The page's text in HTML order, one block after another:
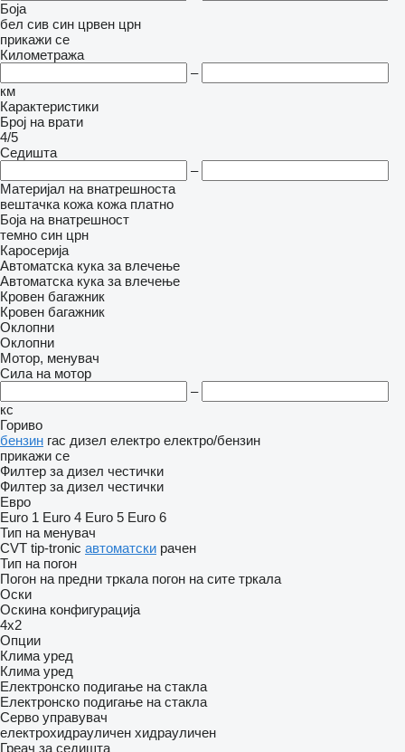
Боја
бел сив син црвен црн
прикажи се
Километража
–
км
Карактеристики
Број на врати
4/5
Седишта
–
Материјал на внатрешноста
вештачка кожа кожа платно
Боја на внатрешност
темно син црн
Каросерија
Автоматска кука за влечење
Автоматска кука за влечење
Кровен багажник
Кровен багажник
Оклопни
Оклопни
Мотор, менувач
Сила на мотор
–
кс
Гориво
бензин гас дизел електро електро/бензин
прикажи се
Филтер за дизел честички
Филтер за дизел честички
Евро
Euro 1 Euro 4 Euro 5 Euro 6
Тип на менувач
CVT tip-tronic автоматски рачен
Тип на погон
Погон на предни тркала погон на сите тркала
Оски
Оскина конфигурација
4x2
Опции
Клима уред
Клима уред
Електронско подигање на стакла
Електронско подигање на стакла
Серво управувач
електрохидрауличен хидрауличен
Греач за седишта